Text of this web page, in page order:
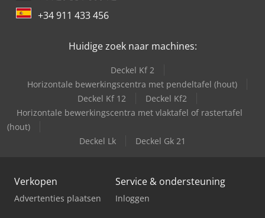
+34 911 433 456
Huidige zoek naar machines:
Deckel Kf 2
Horizontale bewerkingscentra met pendeltafel (hout)
Deckel Kf 12
Deckel Kf2
Horizontale bewerkingscentra met vlaktafel of rastertafel
(hout)
Deckel Lk
Deckel Gk 21
Verkopen
Advertenties plaatsen
Service & ondersteuning
Inloggen